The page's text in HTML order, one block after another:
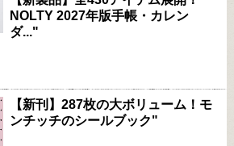
NOLTY 2027年版手帳・カレン
ダ..."
【新刊】287枚の大ボリューム！モ
ンチッチのシールブック"